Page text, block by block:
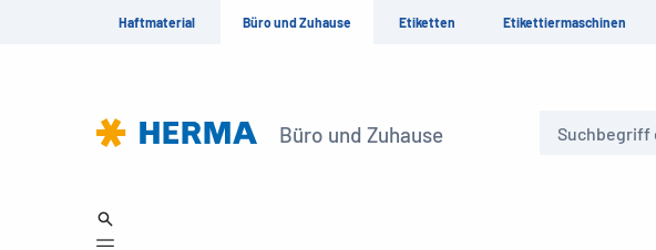
Haftmaterial Büro und Zuhause Etiketten Etikettiermaschinen
Büro und Zuhause